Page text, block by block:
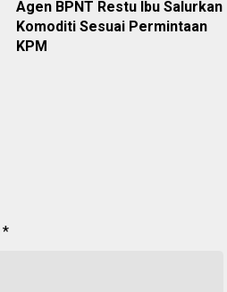
Agen BPNT Restu Ibu Salurkan
Komoditi Sesuai Permintaan
KPM
*